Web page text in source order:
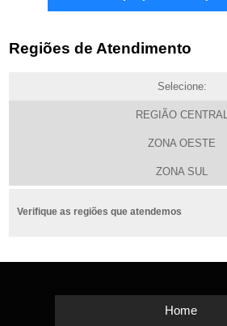
Regiões de Atendimento
Selecione:
REGIÃO CENTRAL
ZONA OESTE
ZONA SUL
Verifique as regiões que atendemos
Home